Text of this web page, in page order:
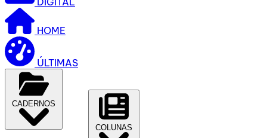
HOME
ÚLTIMAS
CADERNOS
COLUNAS